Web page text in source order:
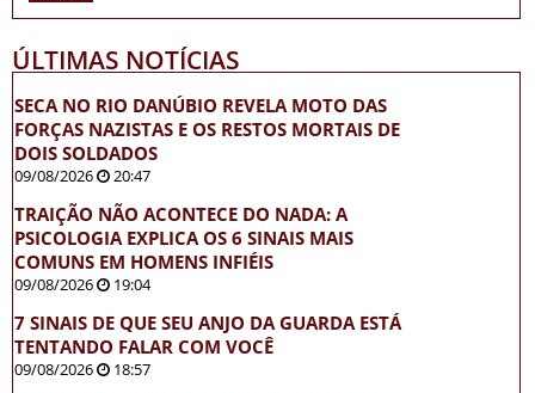
ÚLTIMAS NOTÍCIAS
SECA NO RIO DANÚBIO REVELA MOTO DAS
FORÇAS NAZISTAS E OS RESTOS MORTAIS DE
DOIS SOLDADOS
09/08/2026 20:47
TRAIÇÃO NÃO ACONTECE DO NADA: A
PSICOLOGIA EXPLICA OS 6 SINAIS MAIS
COMUNS EM HOMENS INFIÉIS
09/08/2026 19:04
7 SINAIS DE QUE SEU ANJO DA GUARDA ESTÁ
TENTANDO FALAR COM VOCÊ
09/08/2026 18:57